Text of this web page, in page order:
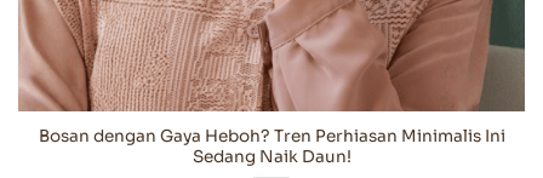
Bosan dengan Gaya Heboh? Tren Perhiasan Minimalis Ini
Sedang Naik Daun!